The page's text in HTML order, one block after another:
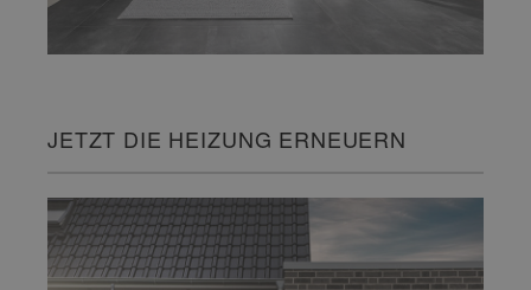
JETZT DIE HEIZUNG ERNEUERN